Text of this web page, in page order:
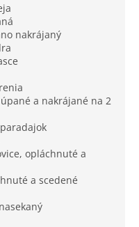
nakrájaný
a nakrájané na 2
opláchnuté a
a scedené